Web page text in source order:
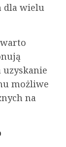
dla wielu
możliwe
na